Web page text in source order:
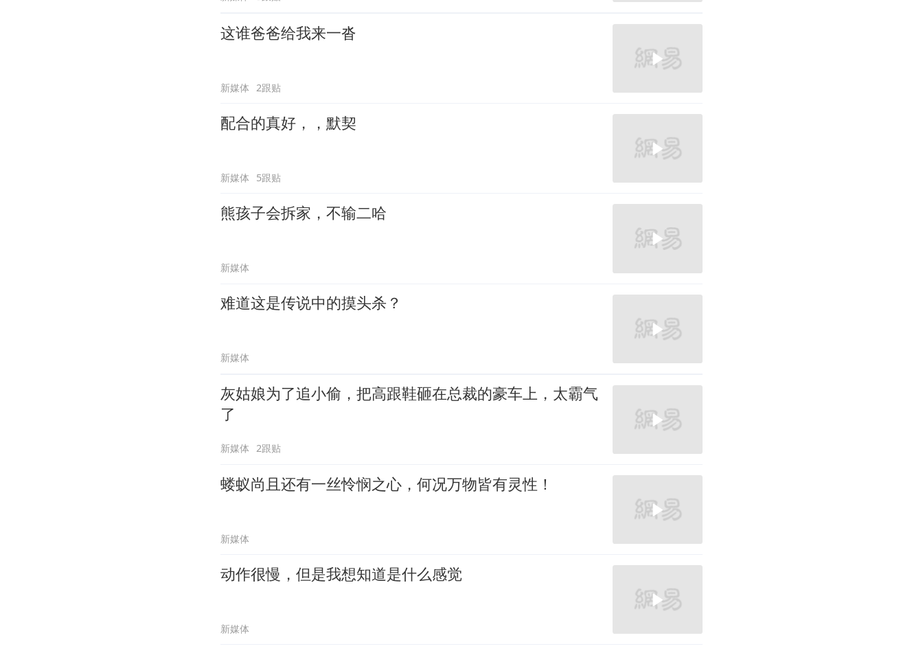
这谁爸爸给我来一沓
新媒体 2跟贴
配合的真好，，默契
新媒体 5跟贴
熊孩子会拆家，不输二哈
新媒体
难道这是传说中的摸头杀？
新媒体
灰姑娘为了追小偷，把高跟鞋砸在总裁的豪车上，太霸气
了
新媒体 2跟贴
蝼蚁尚且还有一丝怜悯之心，何况万物皆有灵性！
新媒体
动作很慢，但是我想知道是什么感觉
新媒体